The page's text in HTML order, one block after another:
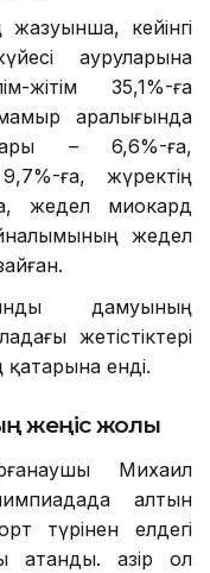
кейінгі
ауруларына
жітім 35,1%-ға
аралығында
– 6,6%-ға,
ға, жүректің
жедел миокард
жедел
дамуының
жетістіктері
қатарына енді.
жеңіс жолы
Михаил
алтын
түрінен елдегі
атанды. Қазір ол